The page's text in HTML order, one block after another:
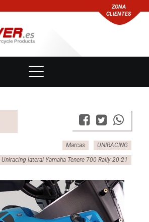
ZONA
CLIENTES
Marcas UNIRACING
lateral Yamaha Tenere 700 Rally 20-21